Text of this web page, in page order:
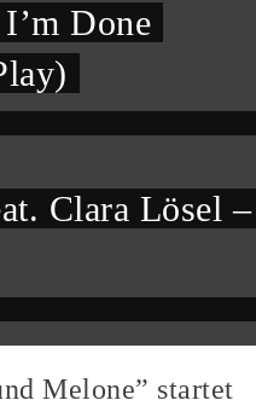
Done
Clara Lösel –
Melone” startet